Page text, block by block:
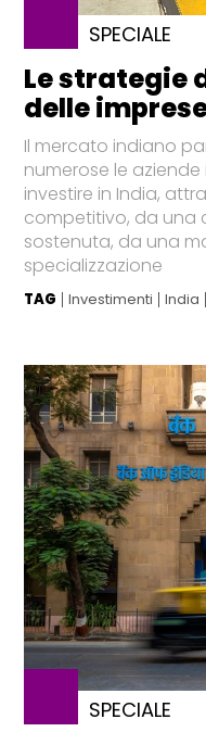
SPECIALE
Le strategie
delle
Il mercato indiano
numerose le
investire in India,
competitivo, da una
sostenuta, da una
specializzazione
TAG Investimenti India
SPECIALE